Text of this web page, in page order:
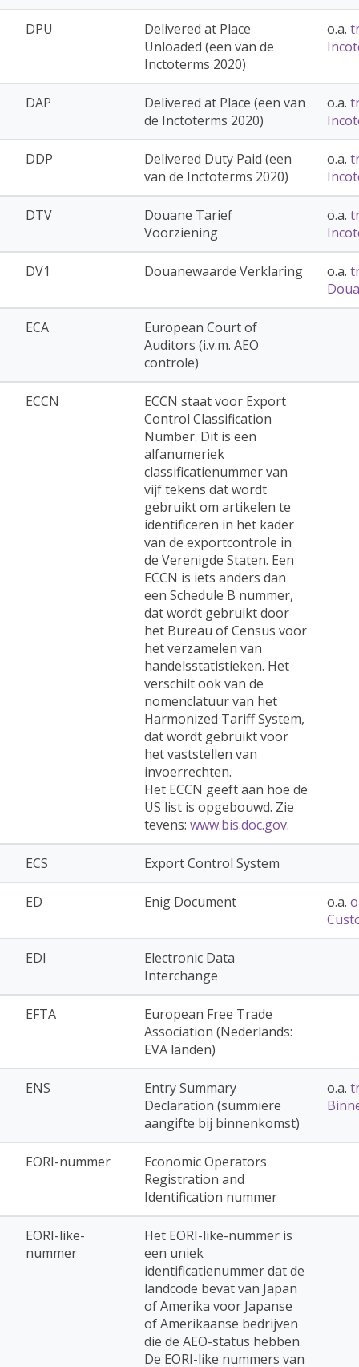
DPU
Delivered at Place
Unloaded (een van de
Inctoterms 2020)
o.a.
DAP
Delivered at Place (een van
de Inctoterms 2020)
o.a.
DDP
Delivered Duty Paid (een
van de Inctoterms 2020)
o.a.
DTV
Douane Tarief
Voorziening
o.a.
DV1 Douanewaarde Verklaring o.a.
ECA
European Court of
Auditors (i.v.m. AEO
controle)
ECCN
ECCN staat voor Export
Control Classification
Number. Dit is een
alfanumeriek
classificatienummer van
vijf tekens dat wordt
gebruikt om artikelen te
identificeren in het kader
van de exportcontrole in
de Verenigde Staten. Een
ECCN is iets anders dan
een Schedule B nummer,
dat wordt gebruikt door
het Bureau of Census voor
het verzamelen van
handelsstatistieken. Het
verschilt ook van de
nomenclatuur van het
Harmonized Tariff System,
dat wordt gebruikt voor
het vaststellen van
invoerrechten.
Het ECCN geeft aan hoe de
US list is opgebouwd. Zie
tevens: www.bis.doc.gov.
ECS Export Control System
ED Enig Document o.a.
EDI
Electronic Data
Interchange
EFTA
European Free Trade
Association (Nederlands:
EVA landen)
ENS
Entry Summary
Declaration (summiere
aangifte bij binnenkomst)
o.a.
EORI-nummer
Economic Operators
Registration and
Identification nummer
EORI-like-
nummer
Het EORI-like-nummer is
een uniek
identificatienummer dat de
landcode bevat van Japan
of Amerika voor Japanse
of Amerikaanse bedrijven
die de AEO-status hebben.
De EORI-like nummers van